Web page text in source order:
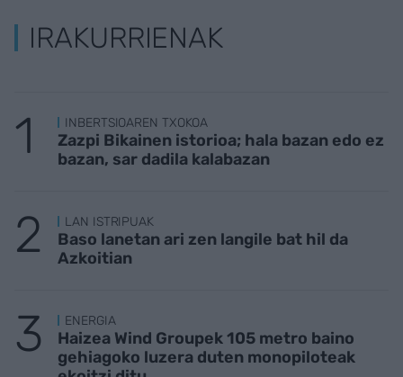
IRAKURRIENAK
INBERTSIOAREN TXOKOA
Zazpi Bikainen istorioa; hala bazan edo ez
bazan, sar dadila kalabazan
LAN ISTRIPUAK
Baso lanetan ari zen langile bat hil da
Azkoitian
ENERGIA
Haizea Wind Groupek 105 metro baino
gehiagoko luzera duten monopiloteak